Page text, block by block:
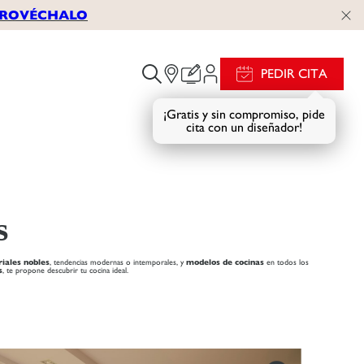
PEDIR CITA
¡Gratis y sin compromiso, pide
cita con un diseñador!
nobles , tendencias modernas o intemporales, ymodelos de cocinas en todos los
, te propone descubrir tu cocina ideal.